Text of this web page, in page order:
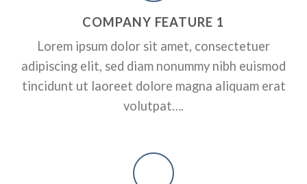
COMPANY FEATURE 1
Lorem ipsum dolor sit amet, consectetuer
adipiscing elit, sed diam nonummy nibh euismod
tincidunt ut laoreet dolore magna aliquam erat
volutpat….